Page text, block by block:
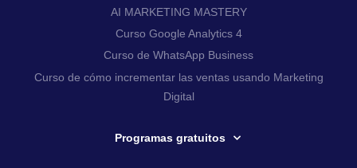
AI MARKETING MASTERY
Curso Google Analytics 4
Curso de WhatsApp Business
Curso de cómo incrementar las ventas usando Marketing
Digital
Programas gratuitos